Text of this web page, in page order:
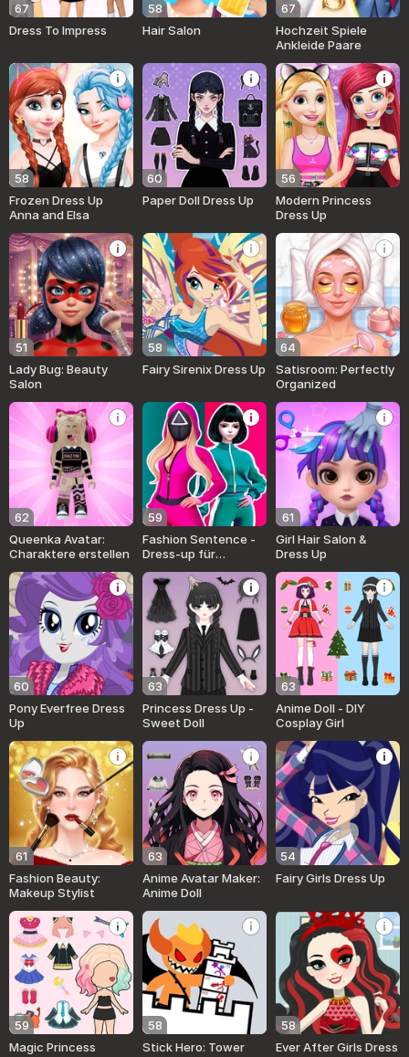
67
Dress To Impress
58
Hair Salon
67
Hochzeit Spiele
Ankleide Paare
58
Frozen Dress Up
Anna and Elsa
60
Paper Doll Dress Up
56
Modern Princess
Dress Up
51
Lady Bug: Beauty
Salon
58
Fairy Sirenix Dress Up
64
Satisroom: Perfectly
Organized
62
Queenka Avatar:
Charaktere erstellen
59
Fashion Sentence -
Dress-up für
61
Girl Hair Salon &
Dress Up
60
Pony Everfree Dress
Up
63
Princess Dress Up -
Sweet Doll
63
Anime Doll - DIY
Cosplay Girl
61
Fashion Beauty:
Makeup Stylist
63
Anime Avatar Maker:
Anime Doll
54
Fairy Girls Dress Up
59
Magic Princess
58
Stick Hero: Tower
58
Ever After Girls Dress